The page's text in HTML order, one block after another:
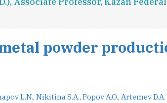
powder
L.N., Nikitina S.A., Popov A.O., Artemev D.A.